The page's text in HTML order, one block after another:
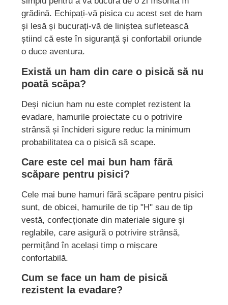
grădină. Echipați-vă pisica cu acest set de ham
și lesă și bucurați-vă de liniștea sufletească
știind că este în siguranță și confortabil oriunde
o duce aventura.
Există un ham din care o pisică să nu
poată scăpa?
Deși niciun ham nu este complet rezistent la
evadare, hamurile proiectate cu o potrivire
strânsă și închideri sigure reduc la minimum
probabilitatea ca o pisică să scape.
Care este cel mai bun ham fără
scăpare pentru pisici?
Cele mai bune hamuri fără scăpare pentru pisici
sunt, de obicei, hamurile de tip "H" sau de tip
vestă, confecționate din materiale sigure și
reglabile, care asigură o potrivire strânsă,
permițând în același timp o mișcare
confortabilă.
Cum se face un ham de pisică
rezistent la evadare?